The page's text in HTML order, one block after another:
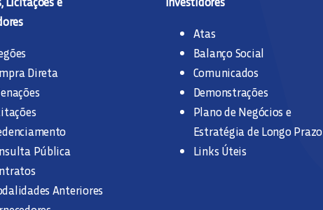
Direta
Pública
Anteriores
Atas
Balanço Social
Comunicados
Demonstrações
Plano de Negócios e
Estratégia de Longo Prazo
Links Úteis